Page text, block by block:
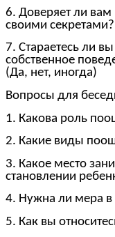
6. Доверяет ли вам
своими
7. Стараетесь ли
собственное
(Да, нет, иногда)
Вопросы для
1. Какова роль
2. Какие виды
3. Какое место
становлении
4. Нужна ли мера в
5. Как вы